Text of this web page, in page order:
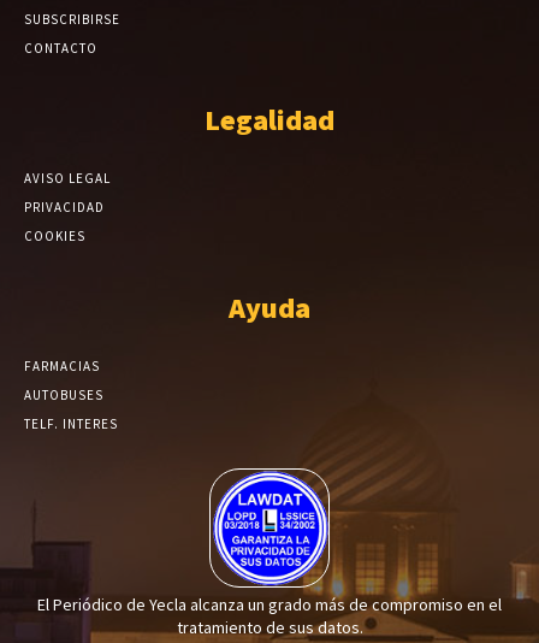
SUBSCRIBIRSE
CONTACTO
Legalidad
AVISO LEGAL
PRIVACIDAD
COOKIES
Ayuda
FARMACIAS
AUTOBUSES
TELF. INTERES
El Periódico de Yecla alcanza un grado más de compromiso en el
tratamiento de sus datos.